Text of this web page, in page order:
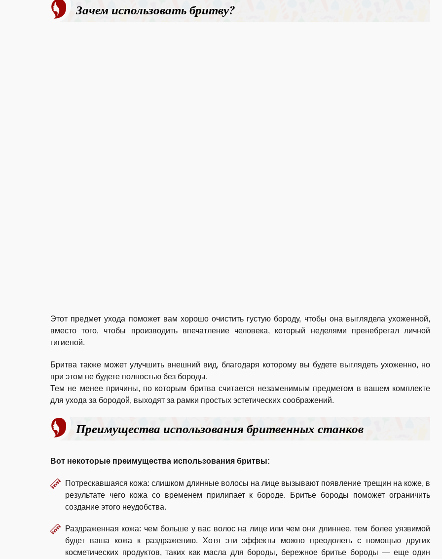
Зачем использовать бритву?
Этот предмет ухода поможет вам хорошо очистить густую бороду, чтобы она выглядела ухоженной,
вместо того, чтобы производить впечатление человека, который неделями пренебрегал личной
гигиеной.
Бритва также может улучшить внешний вид, благодаря которому вы будете выглядеть ухоженно, но
при этом не будете полностью без бороды.
Тем не менее причины, по которым бритва считается незаменимым предметом в вашем комплекте
для ухода за бородой, выходят за рамки простых эстетических соображений.
Преимущества использования бритвенных станков
Вот некоторые преимущества использования бритвы:
Потрескавшаяся кожа: слишком длинные волосы на лице вызывают появление трещин на коже, в
результате чего кожа со временем прилипает к бороде. Бритье бороды поможет ограничить
создание этого неудобства.
Раздраженная кожа: чем больше у вас волос на лице или чем они длиннее, тем более уязвимой
будет ваша кожа к раздражению. Хотя эти эффекты можно преодолеть с помощью других
косметических продуктов, таких как масла для бороды, бережное бритье бороды — еще один